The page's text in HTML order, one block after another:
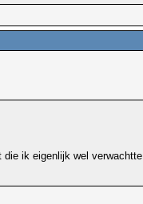
ik eigenlijk wel